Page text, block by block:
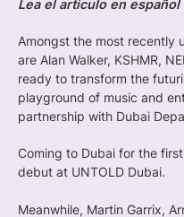
Lea el articulo en
Amongst the most recently
are Alan Walker, KSHMR,
ready to transform the
playground of music and
partnership with Dubai
Coming to Dubai for the
debut at UNTOLD Dubai.
Meanwhile, Martin Garrix,